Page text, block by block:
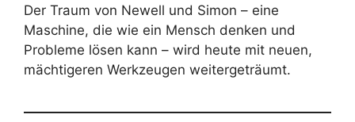
Der Traum von Newell und Simon – eine
Maschine, die wie ein Mensch denken und
Probleme lösen kann – wird heute mit neuen,
mächtigeren Werkzeugen weitergeträumt.